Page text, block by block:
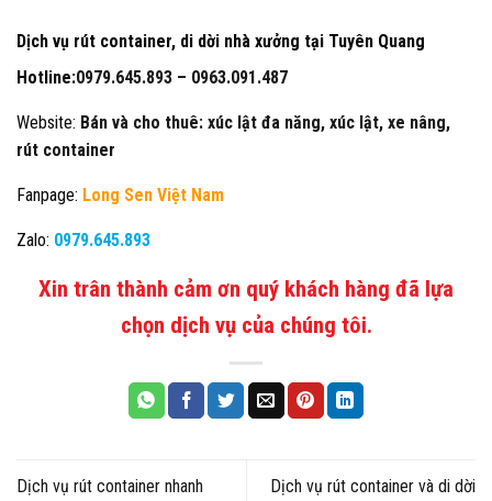
Dịch vụ rút container, di dời nhà xưởng tại Tuyên Quang
Hotline:0979.645.893 – 0963.091.487
Website: Bán và cho thuê: xúc lật đa năng, xúc lật, xe nâng,
rút container
Fanpage: Long Sen Việt Nam
Zalo: 0979.645.893
Xin trân thành cảm ơn quý khách hàng đã lựa
chọn dịch vụ của chúng tôi.
Dịch vụ rút container nhanh
Dịch vụ rút container và di dời